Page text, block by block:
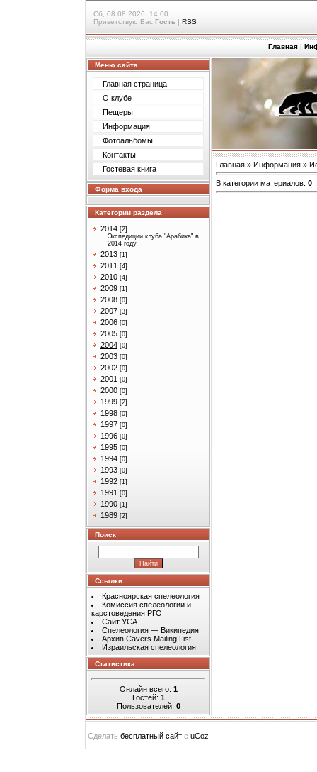
Сб, 08.08.2026, 14:00
Приветствую Вас Гость | RSS
Главная|
Меню сайта
Главная страница
О клубе
Пещеры
Информация
Фотоальбомы
Контакты
Гостевая книга
Форма входа
Категории раздела
2014 [2]
Экспедиции клуба "Арабика" в
2014 году
2013 [1]
2011 [4]
2010 [4]
2009 [1]
2008 [0]
2007 [3]
2006 [0]
2005 [0]
2004 [0]
2003 [0]
2002 [0]
2001 [0]
2000 [0]
1999 [2]
1998 [0]
1997 [0]
1996 [0]
1995 [0]
1994 [0]
1993 [0]
1992 [1]
1991 [0]
1990 [1]
1989 [2]
Поиск
Ссылки
Красноярская спелеология
Комиссия спелеологии и
карстоведения РГО
Сайт УСА
Спелеология — Википедия
Архив Cavers Mailing List
Израильская спелеология
Статистика
Онлайн всего: 1
Гостей: 1
Пользователей: 0
Главная » Информация »
В категории материалов: 0
Сделать бесплатный сайт с uCoz